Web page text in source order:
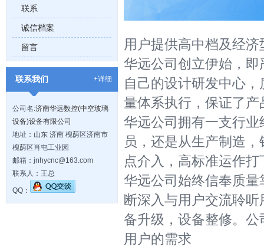
用户提供高中档及经
华远公司创立伊始，
自己的设计研发中心
量体系执行，保证了
华远公司拥有一支行
员，还是从生产制造
点介入，高标准运作
华远公司始终信奉质
断深入与用户交流聆
备升级，设备整修。
用户的需求
联系
诚信档案
留言
联系我们 +详细
公司名:济南华远数控(中空玻璃
设备)设备有限公司
地址：山东 济南 槐荫区济南市
槐荫区肖屯工业园
邮箱：jnhycnc@163.com
联系人：王总
QQ：